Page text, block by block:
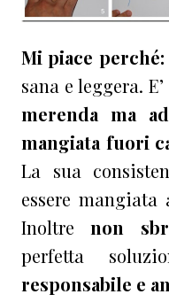
Mi piace perché:
sana e leggera. E’
merenda ma
mangiata fuori
La sua
essere
Inoltrenon
perfetta
responsabile e